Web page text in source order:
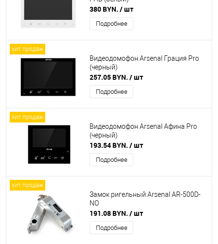
380 BYN. / шт
Подробнее
хит продаж
Видеодомофон Arsenal Грация Pro
(черный)
257.05 BYN. / шт
Подробнее
хит продаж
Видеодомофон Arsenal Афина Pro
(черный)
193.54 BYN. / шт
Подробнее
хит продаж
Замок ригельный Arsenal AR-500D-
NO
191.08 BYN. / шт
Подробнее